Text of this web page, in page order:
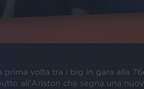
volta tra i big in gara alla
all'Ariston che segna una